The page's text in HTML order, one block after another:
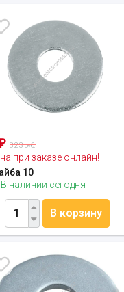
3,23 руб.
при заказе онлайн!
10
В наличии сегодня
В корзину